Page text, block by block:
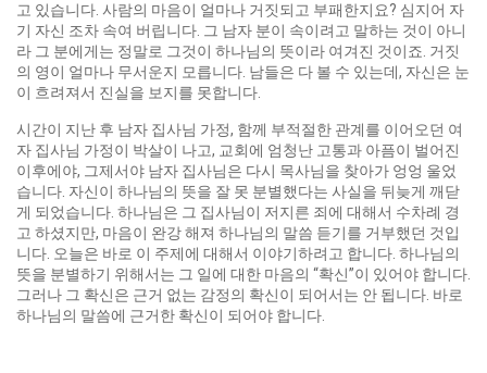
고 있습니다. 사람의 마음이 얼마나 거짓되고 부패한지요? 심지어 자
기 자신 조차 속여 버립니다. 그 남자 분이 속이려고 말하는 것이 아니
라 그 분에게는 정말로 그것이 하나님의 뜻이라 여겨진 것이죠. 거짓
의 영이 얼마나 무서운지 모릅니다. 남들은 다 볼 수 있는데, 자신은 눈
이 흐려져서 진실을 보지를 못합니다.
시간이 지난 후 남자 집사님 가정, 함께 부적절한 관계를 이어오던 여
자 집사님 가정이 박살이 나고, 교회에 엄청난 고통과 아픔이 벌어진
이후에야, 그제서야 남자 집사님은 다시 목사님을 찾아가 엉엉 울었
습니다. 자신이 하나님의 뜻을 잘 못 분별했다는 사실을 뒤늦게 깨닫
게 되었습니다. 하나님은 그 집사님이 저지른 죄에 대해서 수차례 경
고 하셨지만, 마음이 완강 해져 하나님의 말씀 듣기를 거부했던 것입
니다. 오늘은 바로 이 주제에 대해서 이야기하려고 합니다. 하나님의
뜻을 분별하기 위해서는 그 일에 대한 마음의 “확신”이 있어야 합니다.
그러나 그 확신은 근거 없는 감정의 확신이 되어서는 안 됩니다. 바로
하나님의 말씀에 근거한 확신이 되어야 합니다.